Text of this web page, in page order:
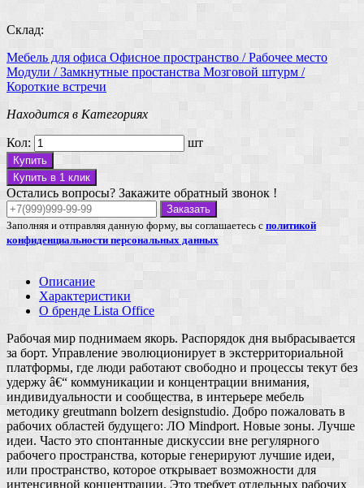
Склад:
Мебель для офиса Офисное пространство / Рабочее место
Модули / Замкнутные простанства Мозговой штурм /
Короткие встречи
Находится в Категориях
Кол: шт
Купить
Купить в 1 клик
Остались вопросы? Закажите обратный звонок !
Заказать
Заполняя и отправляя данную форму, вы соглашаетесь с политикой
конфиденциальности персональных данных
Описание
Характеристики
О бренде Lista Office
Рабочая мир поднимаем якорь. Распорядок дня выбрасывается
за борт. Управление эволюционирует в экстерриториальной
платформы, где люди работают свободно и процессы текут без
удержу â€“ коммуникации и концентрации внимания,
индивидуальности и сообщества, в интерьере мебель
методику greutmann bolzern designstudio. Добро пожаловать в
рабочих областей будущего: ЛО Mindport. Новые зоны. Лучше
идеи. Часто это спонтанные дискуссии вне регулярного
рабочего пространства, которые генерируют лучшие идеи,
или пространство, которое открывает возможности для
интенсивной концентрации. Это требует отдельных рабочих